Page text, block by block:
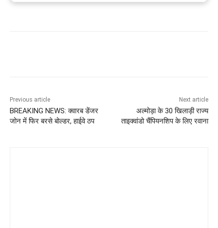
Previous article
BREAKING NEWS: क्वारब डेंजर
जोन में फिर बरसे बोल्डर, हाईवे ठप
Next article
अल्मोड़ा के 30 खिलाड़ी राज्य
ताइक्वांडो चैंपियनशिप के लिए रवाना